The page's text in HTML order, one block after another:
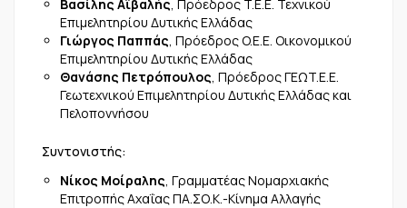
Βασίλης Αϊβαλής, Πρόεδρος T.E.E. Τεχνικού
Επιμελητηρίου Δυτικής Ελλάδας
Γιώργος Παππάς, Πρόεδρος O.E.E. Οικονομικού
Επιμελητηρίου Δυτικής Ελλάδας
Θανάσης Πετρόπουλος, Πρόεδρος ΓEΩT.E.Ε.
Γεωτεχνικού Επιμελητηρίου Δυτικής Ελλάδας και
Πελοποννήσου
Συντονιστής:
Νίκος Μοίραλης, Γραμματέας Νομαρχιακής
Επιτροπής Αχαΐας ΠΑ.ΣΟ.Κ.-Κίνημα Αλλαγής